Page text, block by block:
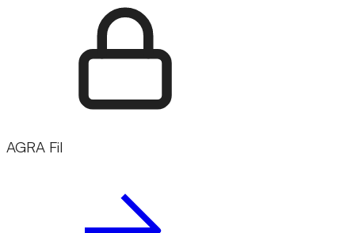
AGRA Fil